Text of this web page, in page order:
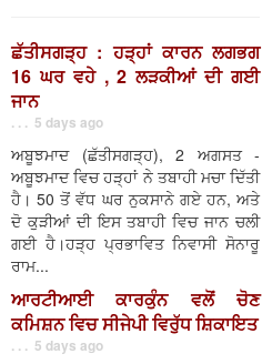
ਛੱਤੀਸਗੜ੍ਹ : ਹੜ੍ਹਾਂ ਕਾਰਨ ਲਗਭਗ
16 ਘਰ ਵਹੇ , 2 ਲੜਕੀਆਂ ਦੀ ਗਈ
ਜਾਨ
. . . 5 days ago
ਅਬੂਝਮਾਦ (ਛੱਤੀਸਗੜ੍ਹ), 2 ਅਗਸਤ -
ਅਬੂਝਮਾਦ ਵਿਚ ਹੜ੍ਹਾਂ ਨੇ ਤਬਾਹੀ ਮਚਾ ਦਿੱਤੀ
ਹੈ। 50 ਤੋਂ ਵੱਧ ਘਰ ਨੁਕਸਾਨੇ ਗਏ ਹਨ, ਅਤੇ
ਦੋ ਕੁੜੀਆਂ ਦੀ ਇਸ ਤਬਾਹੀ ਵਿਚ ਜਾਨ ਚਲੀ
ਗਈ ਹੈ।ਹੜ੍ਹ ਪ੍ਰਭਾਵਿਤ ਨਿਵਾਸੀ ਸੋਨਾਰੂ
ਰਾਮ...
ਆਰਟੀਆਈ ਕਾਰਕੁੰਨ ਵਲੋਂ ਚੋਣ
ਕਮਿਸ਼ਨ ਵਿਚ ਸੀਜੇਪੀ ਵਿਰੁੱਧ ਸ਼ਿਕਾਇਤ
. . . 5 days ago